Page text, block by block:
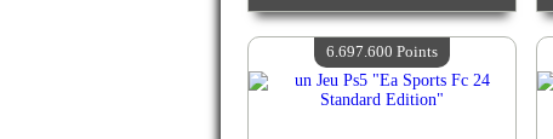
Valeur :6 785 400 Points
Quantité Disponible :4
6.697.600 Points